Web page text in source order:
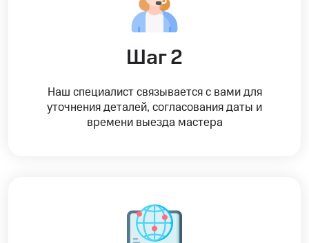
Шаг 2
Наш специалист связывается с вами для
уточнения деталей, согласования даты и
времени выезда мастера